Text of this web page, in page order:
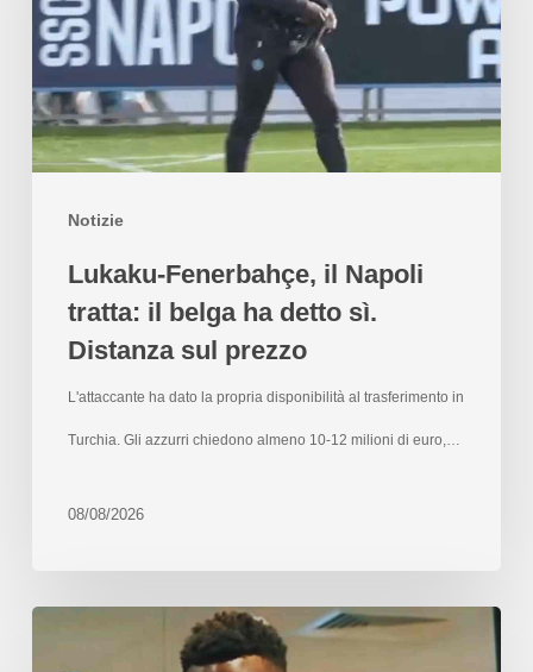
Notizie
Lukaku-Fenerbahçe, il Napoli
tratta: il belga ha detto sì.
Distanza sul prezzo
L'attaccante ha dato la propria disponibilità al trasferimento in
Turchia. Gli azzurri chiedono almeno 10-12 milioni di euro,…
08/08/2026